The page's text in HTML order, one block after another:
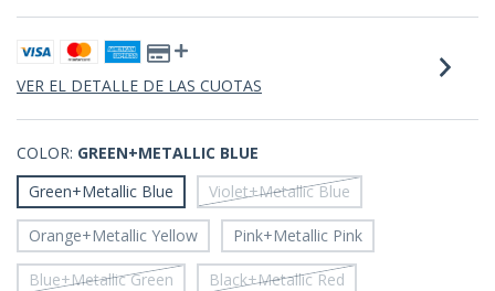
VER EL DETALLE DE LAS CUOTAS
COLOR: GREEN+METALLIC BLUE
Green+Metallic Blue
Violet+Metallic Blue
Orange+Metallic Yellow Pink+Metallic Pink
Blue+Metallic Green Black+Metallic Red